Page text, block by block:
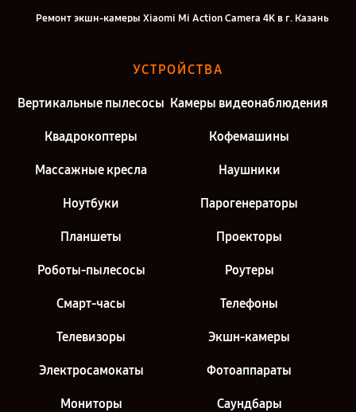
Ремонт экшн-камеры Xiaomi Mi Action Camera 4K в г. Казань
Ремонт экшн-камеры Xiaomi Mi Action Camera 4K в г. Санкт-
УСТРОЙСТВА
Вертикальные пылесосы Камеры видеонаблюдения
Квадрокоптеры Кофемашины
Массажные кресла Наушники
Ноутбуки Парогенераторы
Планшеты Проекторы
Роботы-пылесосы Роутеры
Смарт-часы Телефоны
Телевизоры Экшн-камеры
Электросамокаты Фотоаппараты
Мониторы Саундбары